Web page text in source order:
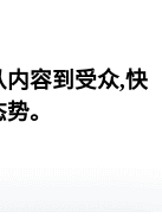
容到受众,快
。